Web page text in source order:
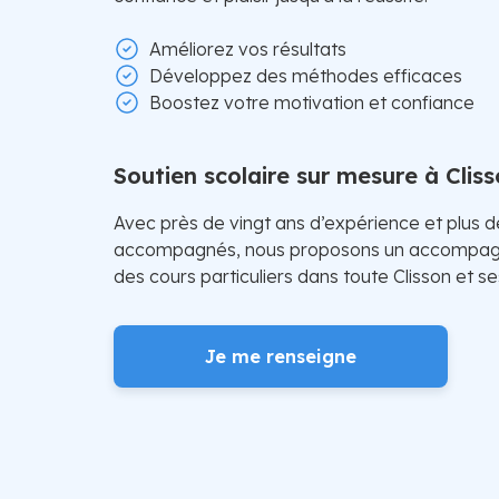
Améliorez vos résultats
Développez des méthodes efficaces
Boostez votre motivation et confiance
Soutien scolaire sur mesure à
Avec près de vingt ans d’expérience et plus
accompagnés, nous proposons un
des cours particuliers dans toute Clisson et
Je me renseigne